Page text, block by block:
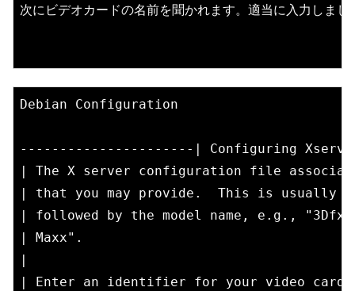
Debian Configuration
----------------------| Configuring
| The X server configuration file
| that you may provide.  This is usually
| followed by the model name, e.g.,
| Maxx".
| Enter an identifier for your